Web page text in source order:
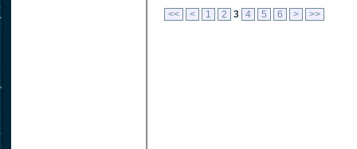
<< < 1 2 3 4 5 6 > >>